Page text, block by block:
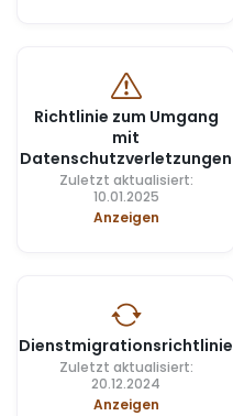
Richtlinie zum Umgang
mit
Datenschutzverletzungen
Zuletzt aktualisiert:
10.01.2025
Anzeigen
Dienstmigrationsrichtlinie
Zuletzt aktualisiert:
20.12.2024
Anzeigen